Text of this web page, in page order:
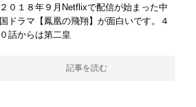
２０１８年９月Netflixで配信が始まった中
国ドラマ【鳳凰の飛翔】が面白いです。４
０話からは第二皇
記事を読む